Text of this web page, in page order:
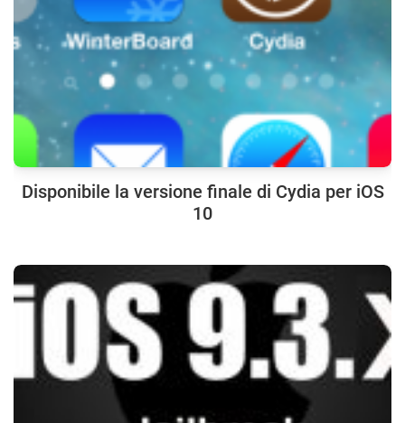
Disponibile la versione finale di Cydia per iOS
10